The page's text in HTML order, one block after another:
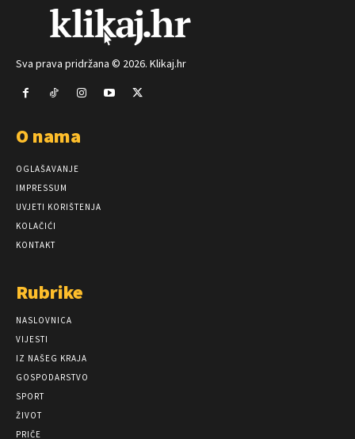
Sva prava pridržana © 2026. Klikaj.hr
O nama
OGLAŠAVANJE
IMPRESSUM
UVJETI KORIŠTENJA
KOLAČIĆI
KONTAKT
Rubrike
NASLOVNICA
VIJESTI
IZ NAŠEG KRAJA
GOSPODARSTVO
SPORT
ŽIVOT
PRIČE